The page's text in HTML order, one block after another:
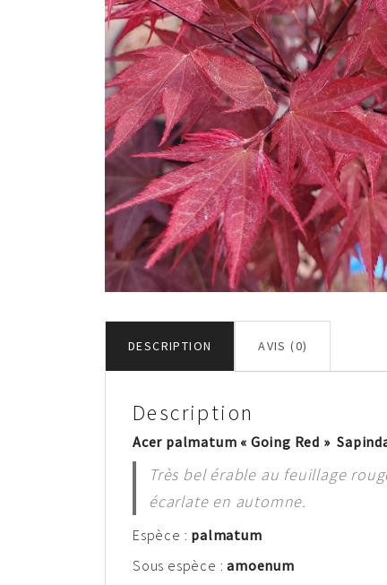
DESCRIPTION AVIS (0)
Description
Acer palmatum « Going Red »
Très bel érable au feuillage
écarlate en automne.
Espèce : palmatum
Sous espèce :amoenum